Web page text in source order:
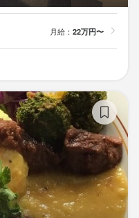
月給： 22万円〜